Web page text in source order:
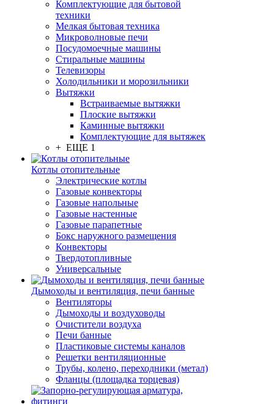
Комплектующие для бытовой
техники
Мелкая бытовая техника
Микроволновые печи
Посудомоечные машины
Стиральные машины
Телевизоры
Холодильники и морозильники
Вытяжки
Встраиваемые вытяжки
Плоские вытяжки
Каминные вытяжки
Комплектующие для вытяжек
+ ЕЩЕ 1
Котлы отопительные
Электрические котлы
Газовые конвекторы
Газовые напольные
Газовые настенные
Газовые парапетные
Бокс наружного размещения
Конвекторы
Твердотопливные
Универсальные
Дымоходы и вентиляция, печи банные
Вентиляторы
Дымоходы и воздуховоды
Очистители воздуха
Печи банные
Пластиковые системы каналов
Решетки вентиляционные
Трубы, колено, переходники (метал)
Фланцы (площадка торцевая)